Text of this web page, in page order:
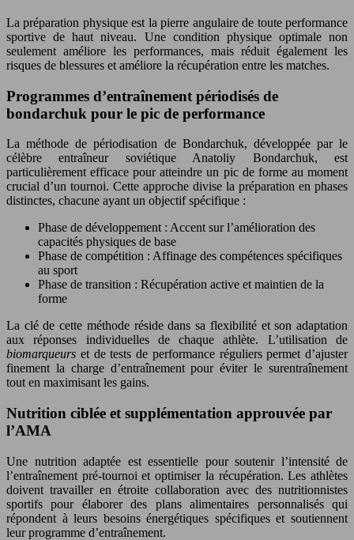
La préparation physique est la pierre angulaire de toute performance
sportive de haut niveau. Une condition physique optimale non
seulement améliore les performances, mais réduit également les
risques de blessures et améliore la récupération entre les matches.
Programmes d’entraînement périodisés de
bondarchuk pour le pic de performance
La méthode de périodisation de Bondarchuk, développée par le
célèbre entraîneur soviétique Anatoliy Bondarchuk, est
particulièrement efficace pour atteindre un pic de forme au moment
crucial d’un tournoi. Cette approche divise la préparation en phases
distinctes, chacune ayant un objectif spécifique :
Phase de développement : Accent sur l’amélioration des
capacités physiques de base
Phase de compétition : Affinage des compétences spécifiques
au sport
Phase de transition : Récupération active et maintien de la
forme
La clé de cette méthode réside dans sa flexibilité et son adaptation
aux réponses individuelles de chaque athlète. L’utilisation de
biomarqueurs et de tests de performance réguliers permet d’ajuster
finement la charge d’entraînement pour éviter le surentraînement
tout en maximisant les gains.
Nutrition ciblée et supplémentation approuvée par
l’AMA
Une nutrition adaptée est essentielle pour soutenir l’intensité de
l’entraînement pré-tournoi et optimiser la récupération. Les athlètes
doivent travailler en étroite collaboration avec des nutritionnistes
sportifs pour élaborer des plans alimentaires personnalisés qui
répondent à leurs besoins énergétiques spécifiques et soutiennent
leur programme d’entraînement.